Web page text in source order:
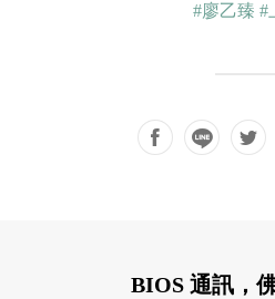
#廖乙臻 #
BIOS 通訊，